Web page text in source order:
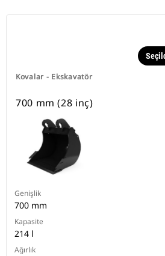
Kovalar - Ekskavatör
700 mm (28 inç)
Genişlik
700 mm
Kapasite
214 l
Ağırlık